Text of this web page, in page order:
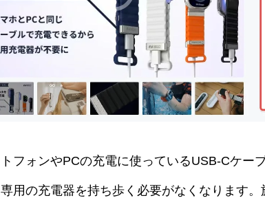
フォンやPCの充電に使っているUSB-Cケー
用の充電器を持ち歩く必要がなくなります